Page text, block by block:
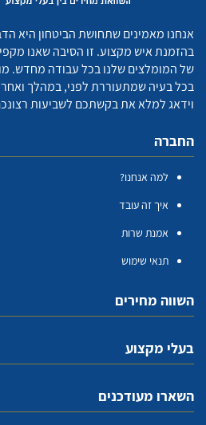
אנחנו מאמינים שתחושת הביטחון היא
בהזמנת איש מקצוע. זו הסיבה שאנו
של המומלצים שלנו בכל עבודה מחדש.
בכל בעיה שמתעוררת לפני, במהלך
וידאג למלא את בקשתכם לשביעות
החברה
למה אנחנו?
איך זה עובד
אמנת שרות
תנאי שימוש
השווה מחירים
בעלי מקצוע
השארו מעודכנים